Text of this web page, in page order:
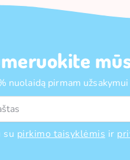
nuolaidą pirmam užsakymui
su pirkimo taisyklėmis ir